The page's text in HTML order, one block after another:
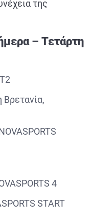
της
– Τετάρτη
4
START